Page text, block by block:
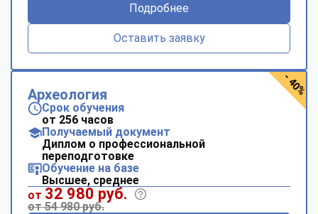
Подробнее
Оставить заявку
Археология
Срок обучения
от 256 часов
Получаемый документ
Диплом о профессиональной
переподготовке
Обучение на базе
Высшее, среднее
от 32 980 руб.
от 54 980 руб.
- 40%